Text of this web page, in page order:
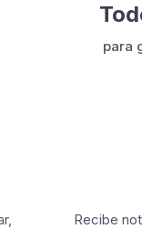
para
Recibe